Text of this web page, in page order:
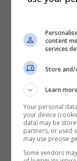
” ed
spettatori
programma
Ranucci, ha
spettatoripari
Il programma
Rovescio”,
stata scelto da
content
services
Store
Learn
Your personal
your device
data) may be
partners, or used
may use precise
Some vendors